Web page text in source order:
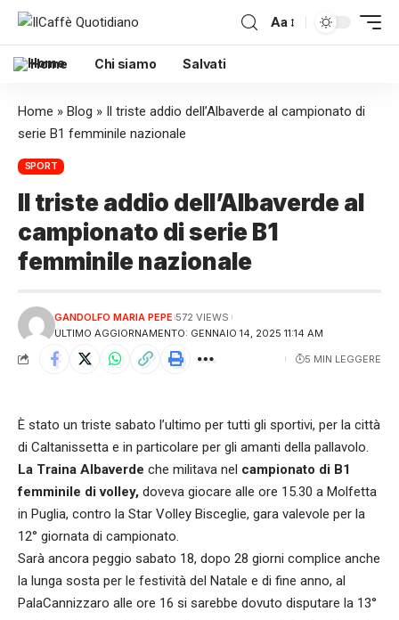
Aa
Home Chi siamo Salvati
Home » Blog » Il triste addio dell’Albaverde al campionato di
serie B1 femminile nazionale
SPORT
Il triste addio dell’Albaverde al
campionato di serie B1
femminile nazionale
ULTIMO AGGIORNAMENTO: GENNAIO 14, 2025 11:14 AM
GANDOLFO MARIA PEPE 572 VIEWS
5 MIN LEGGERE
È stato un triste sabato l’ultimo per tutti gli sportivi, per la città
di Caltanissetta e in particolare per gli amanti della pallavolo.
La Traina Albaverde che militava nel campionato di B1
femminile di volley, doveva giocare alle ore 15.30 a Molfetta
in Puglia, contro la Star Volley Bisceglie, gara valevole per la
12° giornata di campionato.
Sarà ancora peggio sabato 18, dopo 28 giorni complice anche
la lunga sosta per le festività del Natale e di fine anno, al
PalaCannizzaro alle ore 16 si sarebbe dovuto disputare la 13°